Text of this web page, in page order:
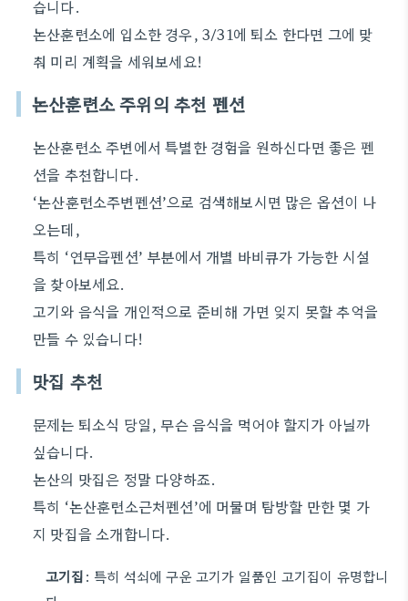
습니다.
논산훈련소에 입소한 경우, 3/31에 퇴소 한다면 그에 맞
춰 미리 계획을 세워보세요!
논산훈련소 주위의 추천 펜션
논산훈련소 주변에서 특별한 경험을 원하신다면 좋은 펜
션을 추천합니다.
‘논산훈련소주변펜션’으로 검색해보시면 많은 옵션이 나
오는데,
특히 ‘연무읍펜션’ 부분에서 개별 바비큐가 가능한 시설
을 찾아보세요.
고기와 음식을 개인적으로 준비해 가면 잊지 못할 추억을
만들 수 있습니다!
맛집 추천
문제는 퇴소식 당일, 무슨 음식을 먹어야 할지가 아닐까
싶습니다.
논산의 맛집은 정말 다양하죠.
특히 ‘논산훈련소근처펜션’에 머물며 탐방할 만한 몇 가
지 맛집을 소개합니다.
고기집: 특히 석쇠에 구운 고기가 일품인 고기집이 유명합니